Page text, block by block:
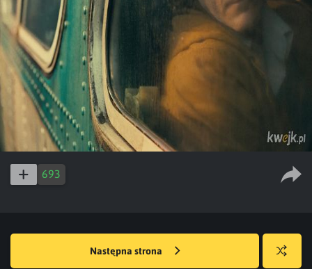
693
Następna strona